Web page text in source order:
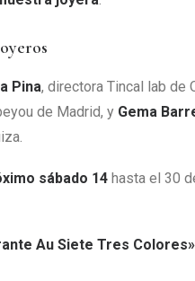
Pina, directora Tincal lab de
de Madrid, y Gema
sábado 14 hasta el 30
Au Siete Tres